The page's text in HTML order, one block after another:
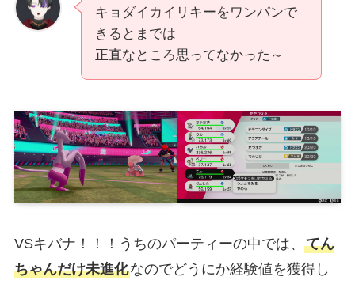
キョダイカイリキーをワンパンで
きるとまでは
正直なところ思ってなかった～
VSキバナ！！！うちのパーティーの中では、 てん
ちゃんだけ未進化なのでどうにか経験値を獲得し